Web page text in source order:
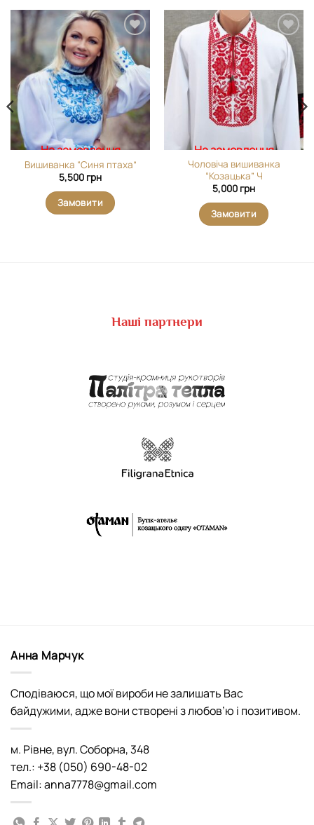
Додати
виріб у
вибране
На замовлення
Вишиванка “Синя птаха”
5,500 грн
Замовити
Додати
виріб у
вибране
На замовлення
Чоловіча вишиванка
“Козацька” Ч
5,000 грн
Замовити
Наші партнери
Анна Марчук
Сподіваюся, що мої вироби не залишать Вас
байдужими, адже вони створені з любов’ю і позитивом.
м. Рівне, вул. Соборна, 348
тел.: +38 (050) 690-48-02
Email: anna7778@gmail.com